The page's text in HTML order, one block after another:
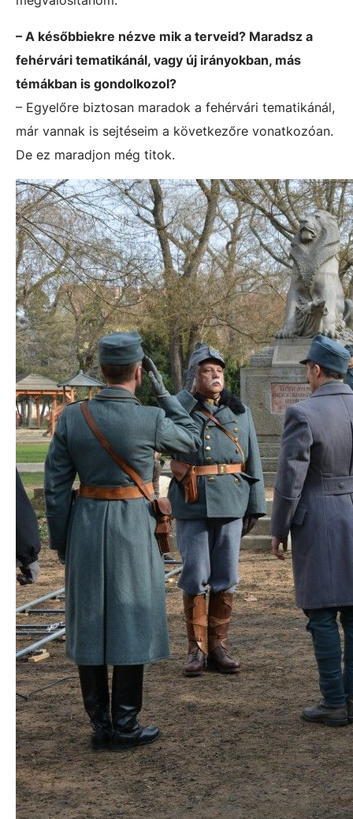
– A későbbiekre nézve mik a terveid? Maradsz a
fehérvári tematikánál, vagy új irányokban, más
témákban is gondolkozol?
– Egyelőre biztosan maradok a fehérvári tematikánál,
már vannak is sejtéseim a következőre vonatkozóan.
De ez maradjon még titok.